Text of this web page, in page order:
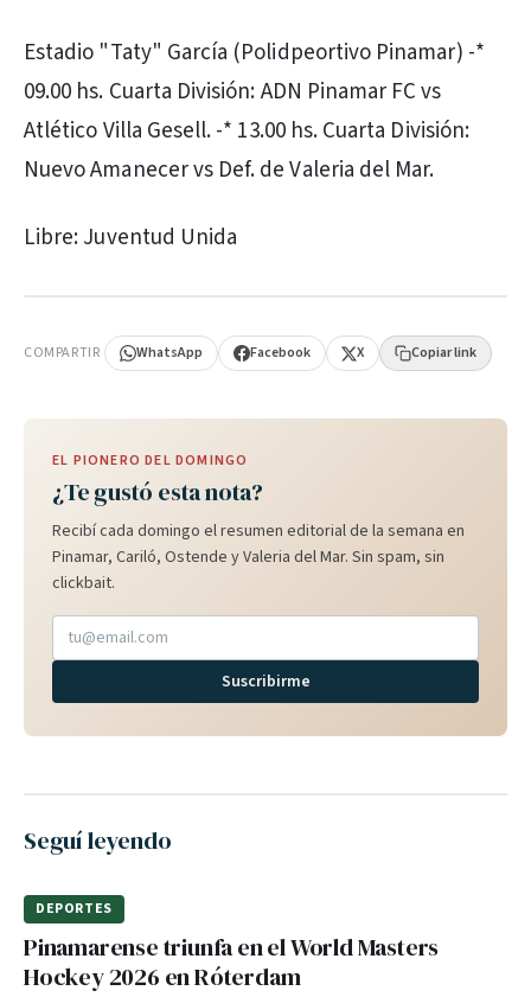
Estadio "Taty" García (Polidpeortivo Pinamar) -*
09.00 hs. Cuarta División: ADN Pinamar FC vs
Atlético Villa Gesell. -* 13.00 hs. Cuarta División:
Nuevo Amanecer vs Def. de Valeria del Mar.
Libre: Juventud Unida
COMPARTIR WhatsApp Facebook X Copiar link
EL PIONERO DEL DOMINGO
¿Te gustó esta nota?
Recibí cada domingo el resumen editorial de la semana en
Pinamar, Cariló, Ostende y Valeria del Mar. Sin spam, sin
clickbait.
Suscribirme
Seguí leyendo
DEPORTES
Pinamarense triunfa en el World Masters
Hockey 2026 en Róterdam